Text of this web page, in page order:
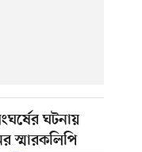
ঘটনায়
স্মারকলিপি